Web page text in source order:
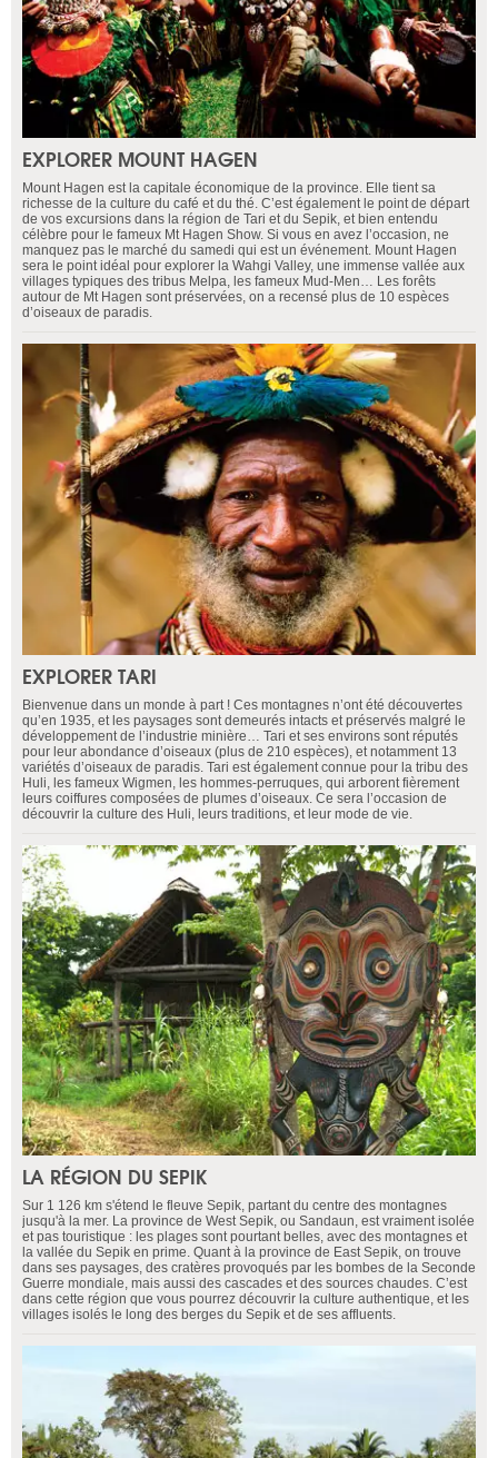
EXPLORER MOUNT HAGEN
Mount Hagen est la capitale économique de la province. Elle tient sa
richesse de la culture du café et du thé. C’est également le point de départ
de vos excursions dans la région de Tari et du Sepik, et bien entendu
célèbre pour le fameux Mt Hagen Show. Si vous en avez l’occasion, ne
manquez pas le marché du samedi qui est un événement. Mount Hagen
sera le point idéal pour explorer la Wahgi Valley, une immense vallée aux
villages typiques des tribus Melpa, les fameux Mud-Men… Les forêts
autour de Mt Hagen sont préservées, on a recensé plus de 10 espèces
d’oiseaux de paradis.
EXPLORER TARI
Bienvenue dans un monde à part ! Ces montagnes n’ont été découvertes
qu’en 1935, et les paysages sont demeurés intacts et préservés malgré le
développement de l’industrie minière… Tari et ses environs sont réputés
pour leur abondance d’oiseaux (plus de 210 espèces), et notamment 13
variétés d’oiseaux de paradis. Tari est également connue pour la tribu des
Huli, les fameux Wigmen, les hommes-perruques, qui arborent fièrement
leurs coiffures composées de plumes d’oiseaux. Ce sera l’occasion de
découvrir la culture des Huli, leurs traditions, et leur mode de vie.
LA RÉGION DU SEPIK
Sur 1 126 km s'étend le fleuve Sepik, partant du centre des montagnes
jusqu'à la mer. La province de West Sepik, ou Sandaun, est vraiment isolée
et pas touristique : les plages sont pourtant belles, avec des montagnes et
la vallée du Sepik en prime. Quant à la province de East Sepik, on trouve
dans ses paysages, des cratères provoqués par les bombes de la Seconde
Guerre mondiale, mais aussi des cascades et des sources chaudes. C’est
dans cette région que vous pourrez découvrir la culture authentique, et les
villages isolés le long des berges du Sepik et de ses affluents.